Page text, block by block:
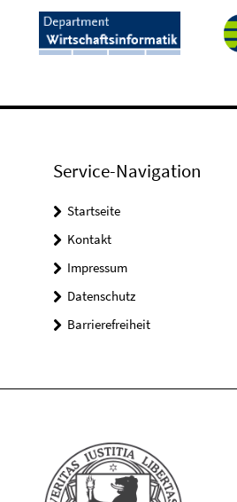
Service-Navigation
Startseite
Kontakt
Impressum
Datenschutz
Barrierefreiheit